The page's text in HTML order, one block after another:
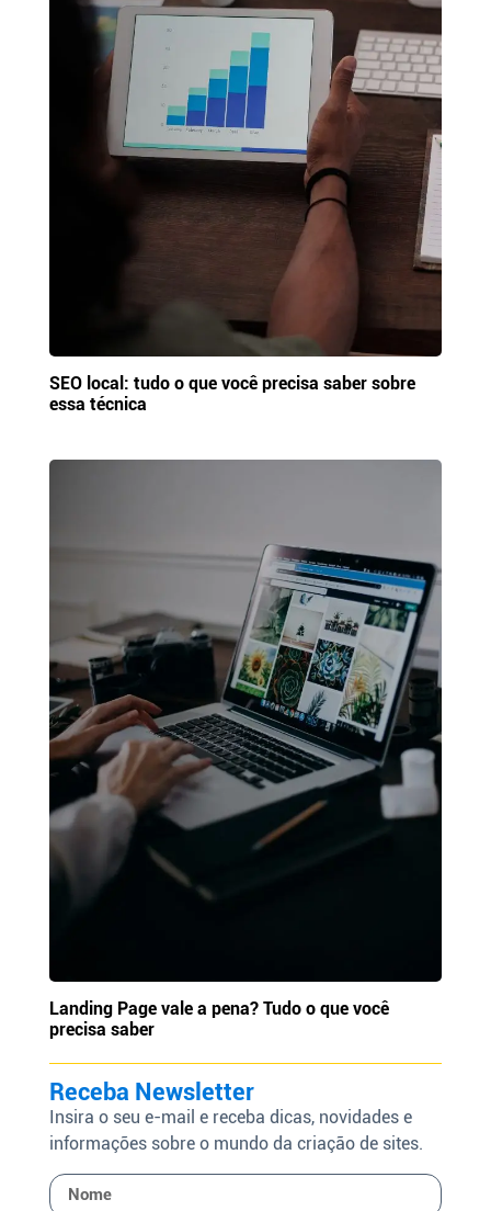
SEO local: tudo o que você precisa saber sobre
essa técnica
Landing Page vale a pena? Tudo o que você
precisa saber
Receba Newsletter
Insira o seu e-mail e receba dicas, novidades e
informações sobre o mundo da criação de sites.